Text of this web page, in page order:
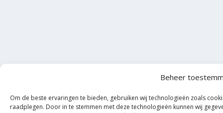
Beheer
Om de beste ervaringen te bieden, gebruiken wij technologieën zoals
raadplegen. Door in te stemmen met deze technologieën kunnen wij